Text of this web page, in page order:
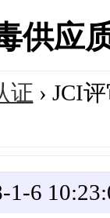
供应
证 › JCI
1-6